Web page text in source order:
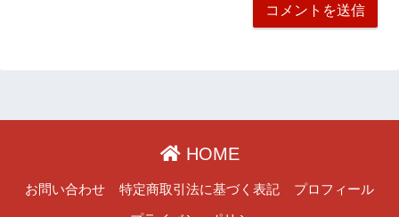
HOME
お問い合わせ 特定商取引法に基づく表記 プロフィール